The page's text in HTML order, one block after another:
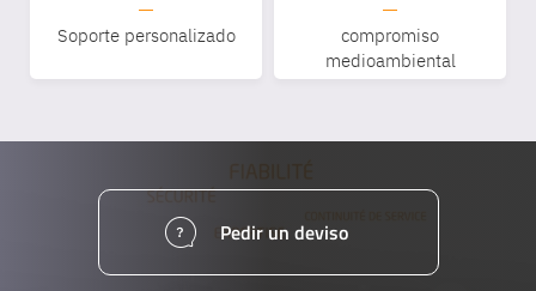
Soporte personalizado
compromiso
medioambiental
Pedir un deviso